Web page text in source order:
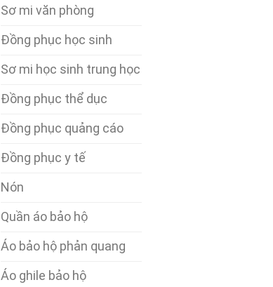
Sơ mi văn phòng
Đồng phục học sinh
Sơ mi học sinh trung học
Đồng phục thể dục
Đồng phục quảng cáo
Đồng phục y tế
Nón
Quần áo bảo hộ
Áo bảo hộ phản quang
Áo ghile bảo hộ